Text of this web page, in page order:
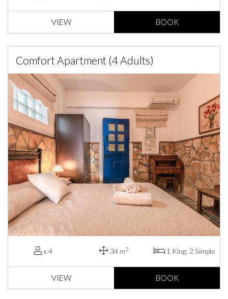
VIEW BOOK
Comfort Apartment (4 Adults)
x 4 34 m2 1 King, 2 Simple
VIEW BOOK